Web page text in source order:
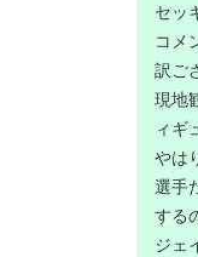
セッ
コメ
訳ご
現地
ィギ
やは
選手
する
ジェ